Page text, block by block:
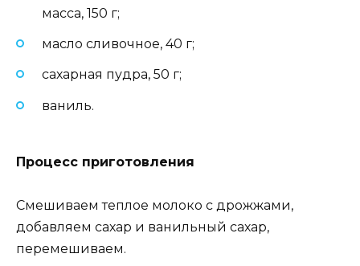
масса, 150 г;
масло сливочное, 40 г;
сахарная пудра, 50 г;
ваниль.
Процесс приготовления
Смешиваем теплое молоко с дрожжами,
добавляем сахар и ванильный сахар,
перемешиваем.